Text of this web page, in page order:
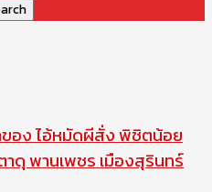
อง ไอ้หมัดผีสั่ง พิชิตน้อย
ดุ พานเพชร เมืองสุรินทร์